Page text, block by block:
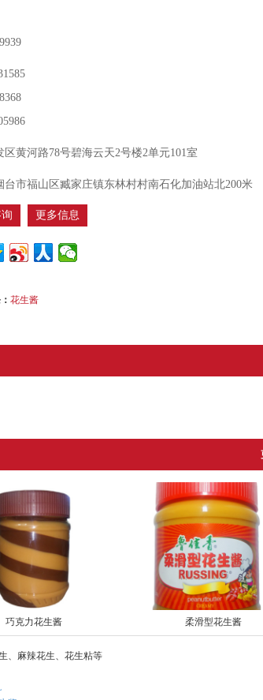
区黄河路78号碧海云天2号楼2单元101室
台市福山区臧家庄镇东林村村南石化加油站北200米
更多信息
花生酱
巧克力花生酱 柔滑型花生酱
、麻辣花生、花生粘等